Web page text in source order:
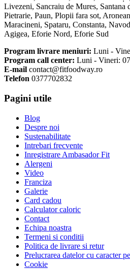
Livezeni, Sancraiu de Mures, Santana
Pietrarie, Paun, Plopii fara sot,
Maracineni, Spataru, Constanta,
Agigea, Eforie Nord, Eforie Sud
Program livrare meniuri: Luni -
Program call center: Luni - Vineri:
E-mail contact@fitfoodway.ro
Telefon 0377702832
Pagini utile
Blog
Despre noi
Sustenabilitate
Intrebari frecvente
Inregistrare Ambasador Fit
Alergeni
Video
Franciza
Galerie
Card cadou
Calculator caloric
Contact
Echipa noastra
Termeni si conditii
Politica de livrare si retur
Prelucrarea datelor cu caracter
Cookie